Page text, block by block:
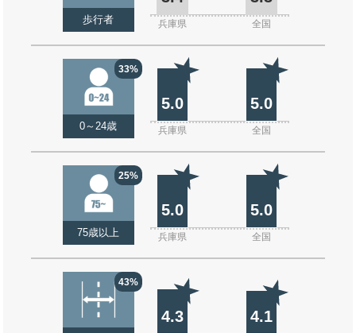
歩行者 兵庫県 全国
33%
0～24歳
5.0 5.0
兵庫県 全国
25%
75歳以上
5.0 5.0
兵庫県 全国
43%
4.3 4.1